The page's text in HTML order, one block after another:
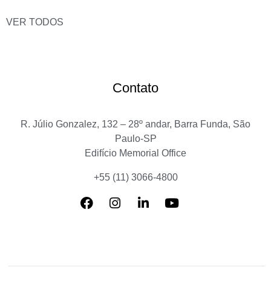
VER TODOS
Contato
R. Júlio Gonzalez, 132 – 28º andar, Barra Funda, São
Paulo-SP
Edifício Memorial Office
+55 (11) 3066-4800